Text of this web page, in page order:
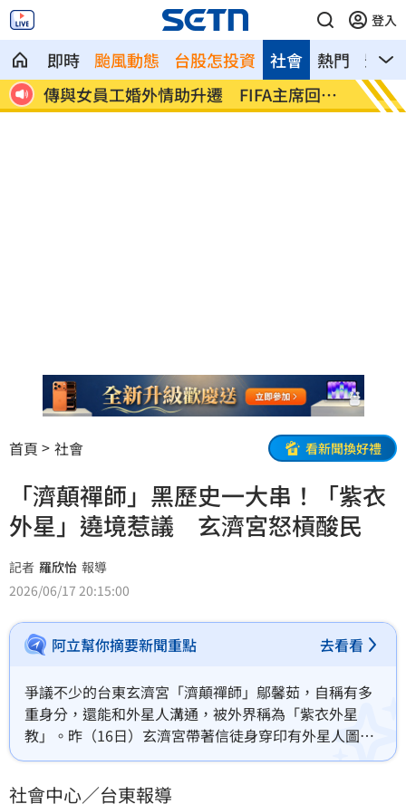
登入
即時 颱風動態 台股怎投資 熱門 影音
社會
應
台灣高中生超神！這賽事拿下1金2銀2銅
二伯
笑
首頁 社會 看新聞換好禮
「濟顛禪師」黑歷史一大串！「紫衣
外星」遶境惹議 玄濟宮怒槓酸民
記者 羅欣怡 報導
2026/06/17 20:15:00
阿立幫你摘要新聞重點 去看看
爭議不少的台東玄濟宮「濟顛禪師」鄔馨茹，自稱有多
重身分，還能和外星人溝通，被外界稱為「紫衣外星
教」。昨（16日）玄濟宮帶著信徒身穿印有外星人圖樣
的紫色T恤到屏東遶境，再次引發討論。事實上，「濟顛
社會中心／台東報導